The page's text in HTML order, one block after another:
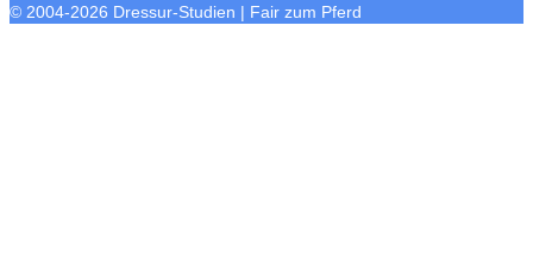
© 2004-2026 Dressur-Studien | Fair zum Pferd